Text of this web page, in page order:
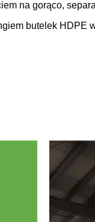
na gorąco,
butelek